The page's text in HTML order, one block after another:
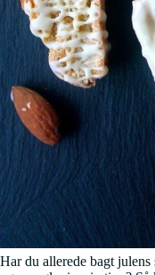
Har du allerede bagt julens